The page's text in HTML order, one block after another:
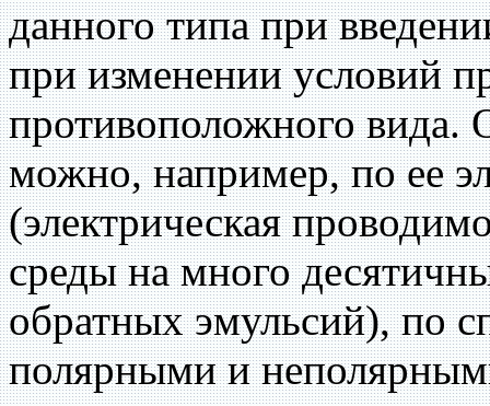
данного типа при
при изменении условий
противоположного вида.
можно, например, по ее
(электрическая
среды на много
обратных эмульсий), по
полярными и